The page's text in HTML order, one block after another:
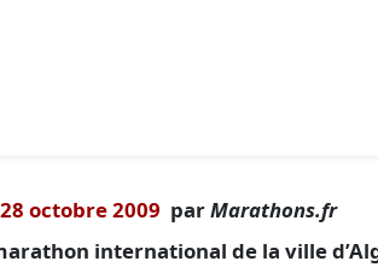
octobre 2009 parMarathons.fr
international de la ville